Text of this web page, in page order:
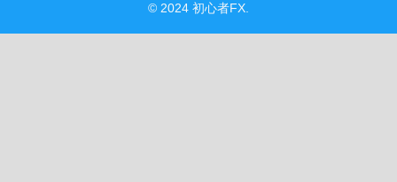
© 2024 初心者FX.